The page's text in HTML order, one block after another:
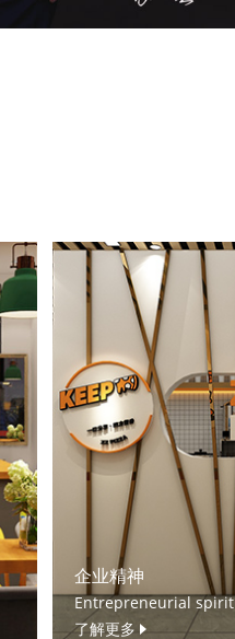
企业精神
Entrepreneurial spirit
了解更多